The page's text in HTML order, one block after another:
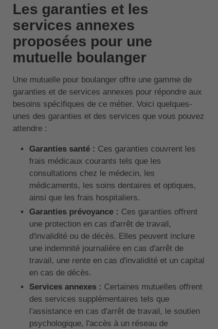
Les garanties et les
services annexes
proposées pour une
mutuelle boulanger
Une mutuelle pour boulanger offre une gamme de
garanties et de services annexes pour répondre aux
besoins spécifiques de ce métier. Voici quelques-
unes des garanties et des services que vous pouvez
attendre :
Garanties santé : Ces garanties couvrent les
frais médicaux courants tels que les
consultations chez le médecin, les
médicaments, les soins dentaires et optiques,
ainsi que les frais hospitaliers.
Garanties prévoyance : Ces garanties offrent
une protection en cas d'arrêt de travail,
d'invalidité ou de décès. Elles peuvent inclure
une indemnité journalière en cas d'arrêt de
travail, une rente en cas d'invalidité et un capital
en cas de décès.
Services annexes : Certaines mutuelles offrent
des services supplémentaires tels que
l'assistance en cas d'arrêt de travail, le soutien
psychologique, l'accès à un réseau de